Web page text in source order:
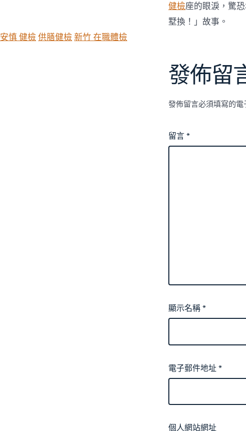
健檢座的眼淚，驚恐
墅換！」故事。
安慎 健檢 供膳健檢 新竹 在職體檢
發佈留
發佈留言必須填寫的電
留言*
顯示名稱*
電子郵件地址*
個人網站網址